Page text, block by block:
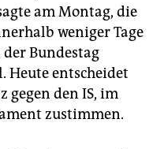
am Montag, die
weniger Tage
der Bundestag
Heute entscheidet
gegen den IS, im
zustimmen.